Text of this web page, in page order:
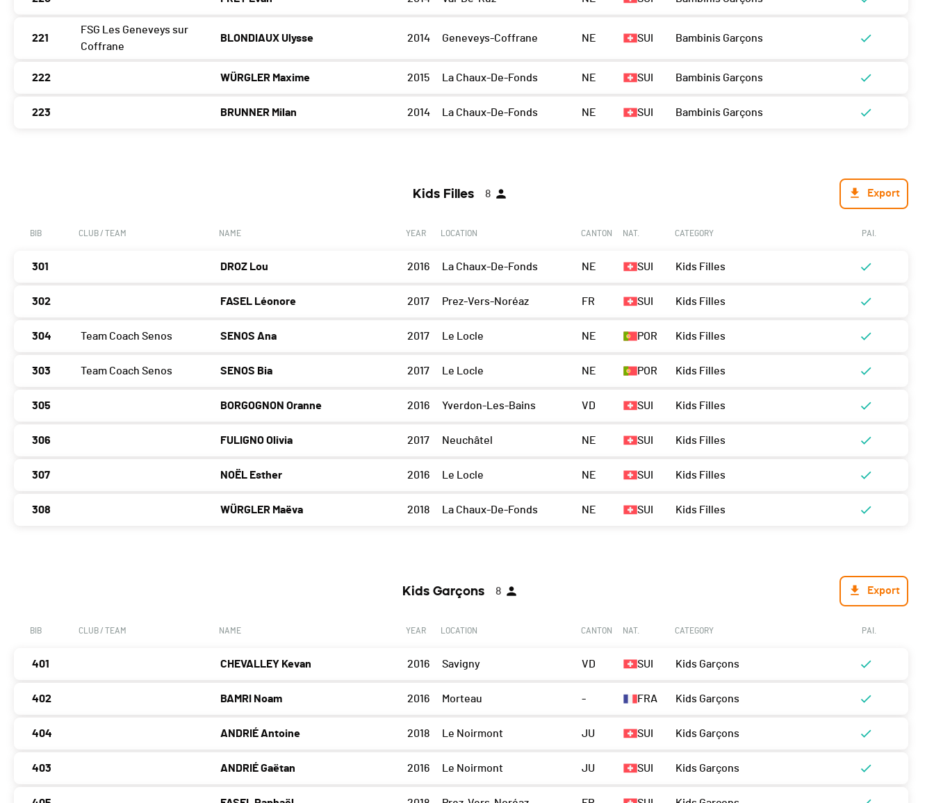
221
FSG Les Geneveys sur
Coffrane
BLONDIAUX Ulysse 2014 Geneveys-Coffrane NE SUI Bambinis Garçons
222 WÜRGLER Maxime 2015 La Chaux-De-Fonds NE SUI Bambinis Garçons
223 BRUNNER Milan 2014 La Chaux-De-Fonds NE SUI Bambinis Garçons
Kids Filles 8 Export
BIB CLUB / TEAM NAME YEAR LOCATION CANTON NAT. CATEGORY PAI.
301 DROZ Lou 2016 La Chaux-De-Fonds NE SUI Kids Filles
302 FASEL Léonore 2017 Prez-Vers-Noréaz FR SUI Kids Filles
304 Team Coach Senos SENOS Ana 2017 Le Locle NE POR Kids Filles
303 Team Coach Senos SENOS Bia 2017 Le Locle NE POR Kids Filles
305 BORGOGNON Oranne 2016 Yverdon-Les-Bains VD SUI Kids Filles
306 FULIGNO Olivia 2017 Neuchâtel NE SUI Kids Filles
307 NOËL Esther 2016 Le Locle NE SUI Kids Filles
308 WÜRGLER Maëva 2018 La Chaux-De-Fonds NE SUI Kids Filles
Kids Garçons 8 Export
BIB CLUB / TEAM NAME YEAR LOCATION CANTON NAT. CATEGORY PAI.
401 CHEVALLEY Kevan 2016 Savigny VD SUI Kids Garçons
402 BAMRI Noam 2016 Morteau - FRA Kids Garçons
404 ANDRIÉ Antoine 2018 Le Noirmont JU SUI Kids Garçons
403 ANDRIÉ Gaëtan 2016 Le Noirmont JU SUI Kids Garçons